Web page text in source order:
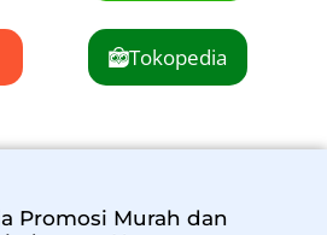
Tokopedia
Promosi Murah dan